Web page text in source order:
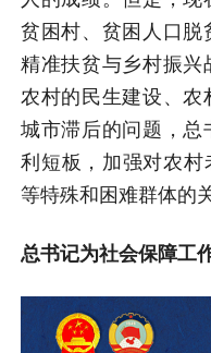
贫困村、贫困人口脱
精准扶贫与乡村振兴
农村的民生建设、农
城市滞后的问题，总
利短板，加强对农村
等特殊和困难群体的
总书记为社会保障工